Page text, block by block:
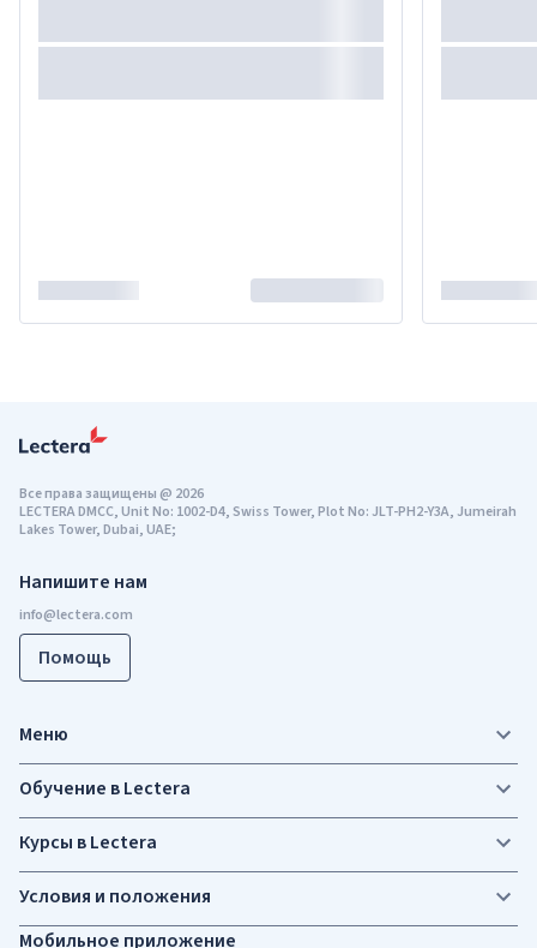
Напишите нам
Помощь
Мобильное приложение
Все права защищены@ 2026
LECTERA DMCC, Unit No: 1002-D4, Swiss Tower, Plot No: JLT-PH2-Y3A, Jumeirah
Lakes Tower, Dubai, UAE;
Меню
Обучение в Lectera
Курсы в Lectera
Условия и положения